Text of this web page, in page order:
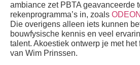
ambiance zet PBTA geavanceerde
rekenprogramma’s in, zoals
Die overigens alleen iets kunnen
bouwfysische kennis en veel
talent. Akoestiek ontwerp je met
van Wim Prinssen.